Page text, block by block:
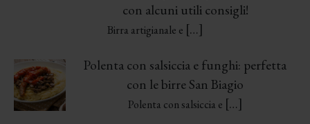
con alcuni utili consigli!
Birra artigianale e […]
Polenta con salsiccia e funghi: perfetta
con le birre San Biagio
Polenta con salsiccia e […]